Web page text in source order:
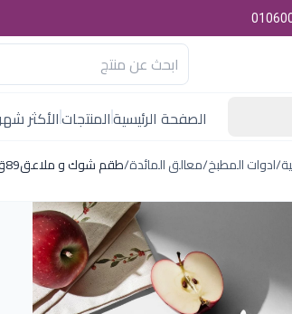
الصفحة الرئيسيةالمنتجاتالأكثر
/ادوات المطبخ/معالق المائدة/طقم شوك و ملاعق89ق سفير استانلس مط نهير